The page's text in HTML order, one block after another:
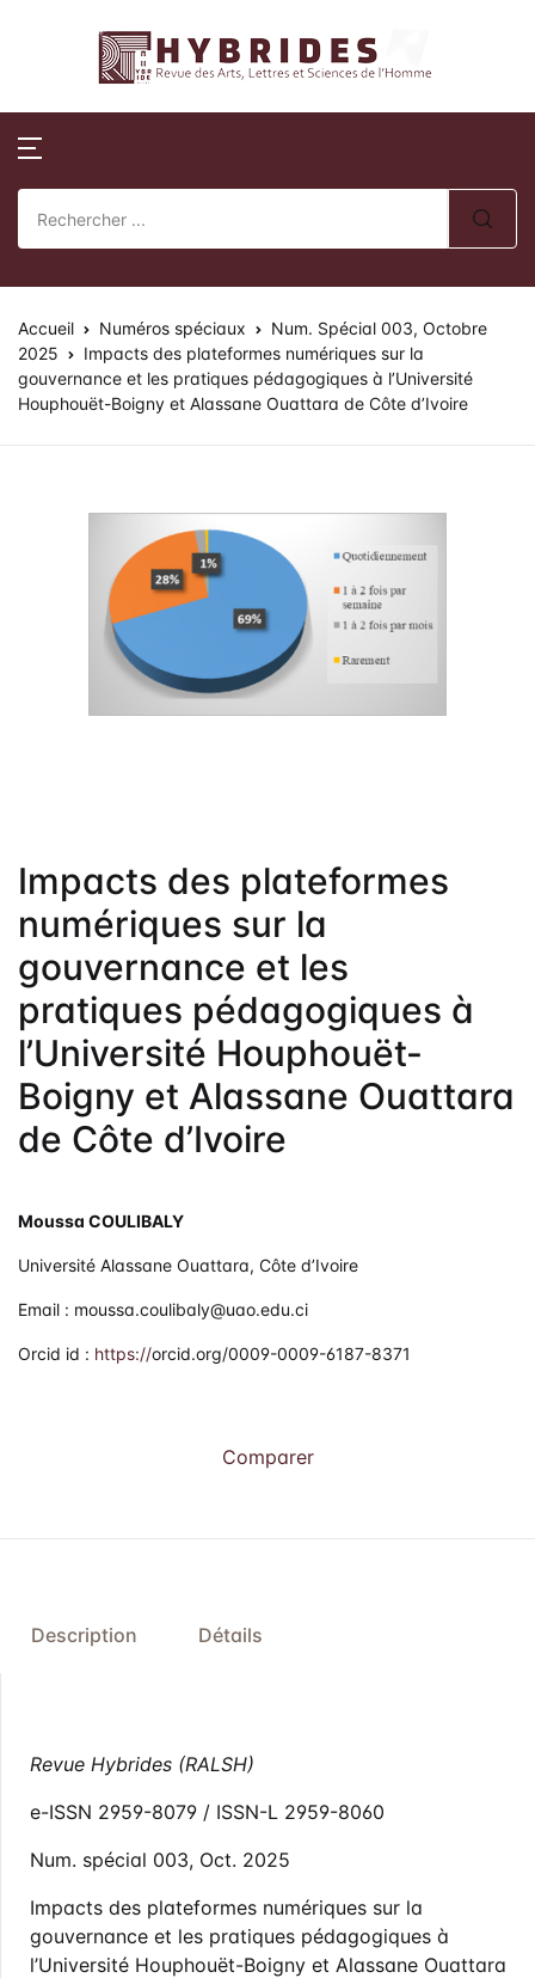
Revue Hybrides
Accueil
Publications
Numéros
Actes de
Revue Hybrides
Revue
Sur la révue
Comité
Politique
review)
Politique de
Licence
Malpractice
Actualités
Compte
Se souvenir de
moi ?
Mot de passe
oublié ?
Accueil Numéros spéciaux
Num. Spécial 003, Octobre
2025
Impacts des plateformes numériques sur la
gouvernance et les pratiques pédagogiques à l’Université
Houphouët-Boigny et Alassane Ouattara de Côte d’Ivoire
Impacts des plateformes
numériques sur la
gouvernance et les
pratiques pédagogiques à
l’Université Houphouët-
Boigny et Alassane Ouattara
de Côte d’Ivoire
Moussa COULIBALY
Université Alassane Ouattara, Côte d’Ivoire
Email : moussa.coulibaly@uao.edu.ci
Orcid id : https://orcid.org/0009-0009-6187-8371
Comparer
Description Détails
Revue Hybrides (RALSH)
e-ISSN 2959-8079 / ISSN-L 2959-8060
Num. spécial 003, Oct. 2025
Impacts des plateformes numériques sur la
gouvernance et les pratiques pédagogiques à
l’Université Houphouët-Boigny et Alassane Ouattara